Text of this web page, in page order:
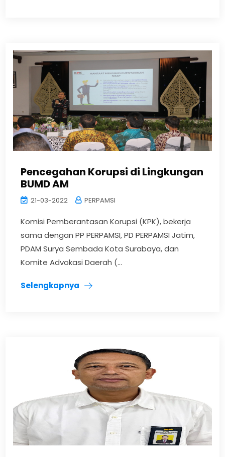
Pencegahan Korupsi di Lingkungan
BUMD AM
21-03-2022 PERPAMSI
Komisi Pemberantasan Korupsi (KPK), bekerja
sama dengan PP PERPAMSI, PD PERPAMSI Jatim,
PDAM Surya Sembada Kota Surabaya, dan
Komite Advokasi Daerah (...
Selengkapnya